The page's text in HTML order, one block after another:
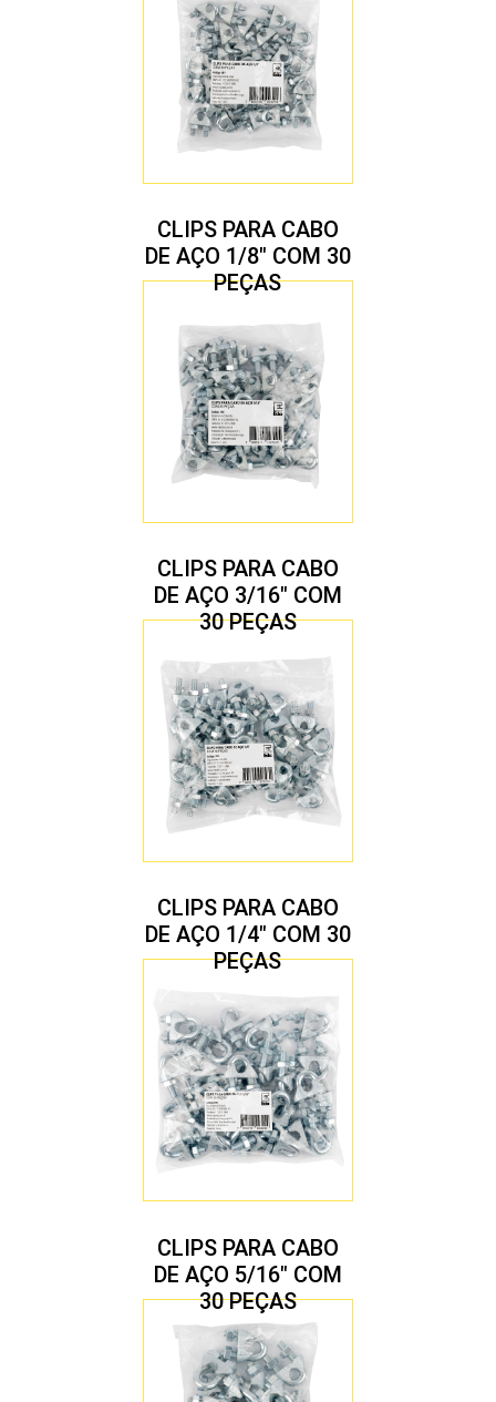
CLIPS PARA CABO
DE AÇO 1/8″ COM 30
PEÇAS
CLIPS PARA CABO
DE AÇO 3/16″ COM
30 PEÇAS
CLIPS PARA CABO
DE AÇO 1/4″ COM 30
PEÇAS
CLIPS PARA CABO
DE AÇO 5/16″ COM
30 PEÇAS